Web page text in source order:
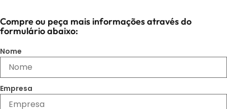
Compre ou peça mais informações através do
formulário abaixo:
Nome
Empresa